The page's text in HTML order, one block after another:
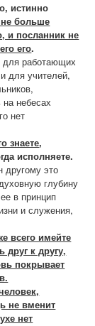
истинно
больше
и посланник не
его.
для работающих
для учителей,
на небесах
нет
знаете,
исполняете.
другому это
глубину
в принцип
и служения,
всего имейте
к другу,
покрывает
не вменит
нет